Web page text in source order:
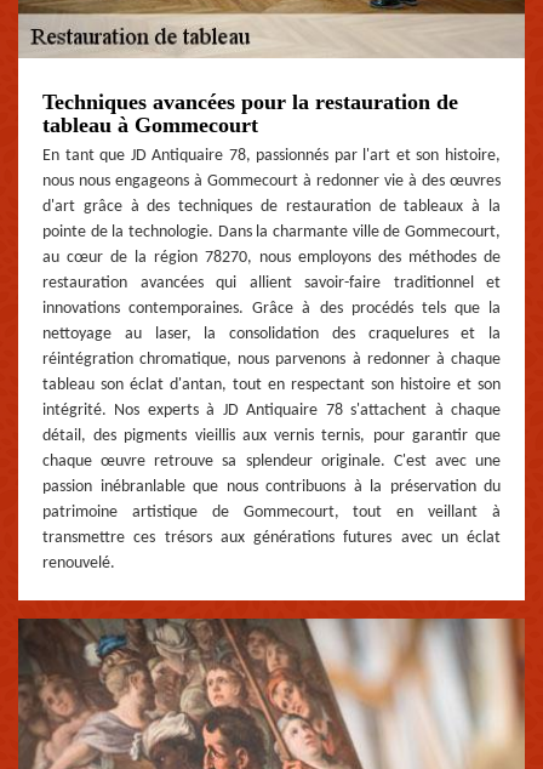
Techniques avancées pour la restauration de
tableau à Gommecourt
En tant que JD Antiquaire 78, passionnés par l'art et son histoire,
nous nous engageons à Gommecourt à redonner vie à des œuvres
d'art grâce à des techniques de restauration de tableaux à la
pointe de la technologie. Dans la charmante ville de Gommecourt,
au cœur de la région 78270, nous employons des méthodes de
restauration avancées qui allient savoir-faire traditionnel et
innovations contemporaines. Grâce à des procédés tels que la
nettoyage au laser, la consolidation des craquelures et la
réintégration chromatique, nous parvenons à redonner à chaque
tableau son éclat d'antan, tout en respectant son histoire et son
intégrité. Nos experts à JD Antiquaire 78 s'attachent à chaque
détail, des pigments vieillis aux vernis ternis, pour garantir que
chaque œuvre retrouve sa splendeur originale. C'est avec une
passion inébranlable que nous contribuons à la préservation du
patrimoine artistique de Gommecourt, tout en veillant à
transmettre ces trésors aux générations futures avec un éclat
renouvelé.